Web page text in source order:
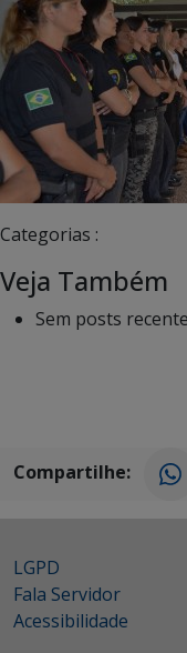
Categorias :
Veja Também
Sem posts
Compartilhe:
LGPD
Fala Servidor
Acessibilidade